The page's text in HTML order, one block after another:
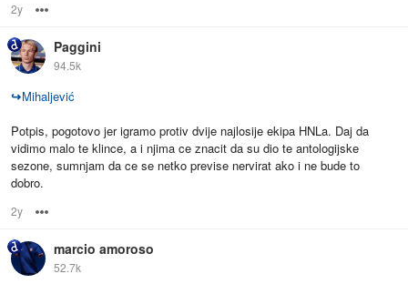
2y
Paggini
94.5k
↪Mihaljević
Potpis, pogotovo jer igramo protiv dvije najlosije ekipa HNLa. Daj da
vidimo malo te klince, a i njima ce znacit da su dio te antologijske
sezone, sumnjam da ce se netko previse nervirat ako i ne bude to
dobro.
2y
marcio amoroso
52.7k